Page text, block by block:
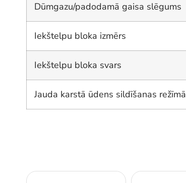
Dūmgazu/padodamā gaisa slēgums
Iekštelpu bloka izmērs
Iekštelpu bloka svars
Jauda karstā ūdens sildīšanas režīmā